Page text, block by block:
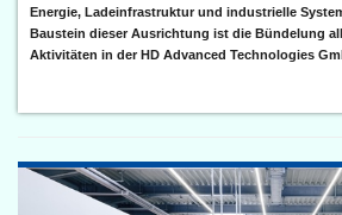
Energie, Ladeinfrastruktur und industrielle
Baustein dieser Ausrichtung ist die Bündelung
Aktivitäten in der HD Advanced Technologies